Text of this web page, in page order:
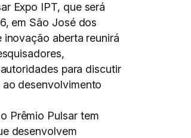
Expo IPT, que será
em São José dos
aberta reunirá
para discutir
desenvolvimento
Prêmio Pulsar tem
desenvolvem